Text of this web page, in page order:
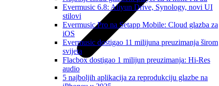
Evermusic 6.8: Aliyun Drive, Synology, novi UI
stilovi
Evermusic Pro na Setapp Mobile: Cloud glazba za
iOS
Evermusic dostigao 11 milijuna preuzimanja širom
svijeta
Flacbox dostigao 1 milijun preuzimanja: Hi-Res
audio
5 najboljih aplikacija za reprodukciju glazbe na